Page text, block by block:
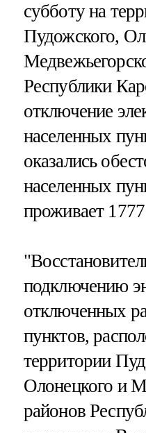
субботу на
Пудожского,
Республики
отключение
населенных
оказались
населенных
проживает
подключению
отключенных
пунктов,
территории
Олонецкого и
районов